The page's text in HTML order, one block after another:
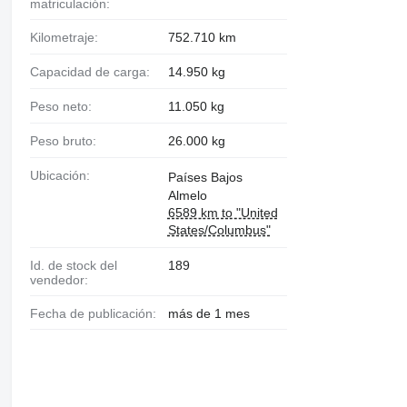
matriculación:
Kilometraje: 752.710 km
Capacidad de carga: 14.950 kg
Peso neto: 11.050 kg
Peso bruto: 26.000 kg
Ubicación:
Países Bajos
Almelo
6589 km to "United
States/Columbus"
Id. de stock del
vendedor:
189
Fecha de publicación: más de 1 mes